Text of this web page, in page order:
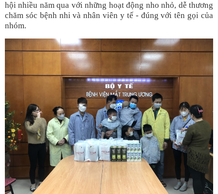
hội nhiều năm qua với những hoạt động nho nhỏ, dễ thương
chăm sóc bệnh nhi và nhân viên y tế - đúng với tên gọi của
nhóm.